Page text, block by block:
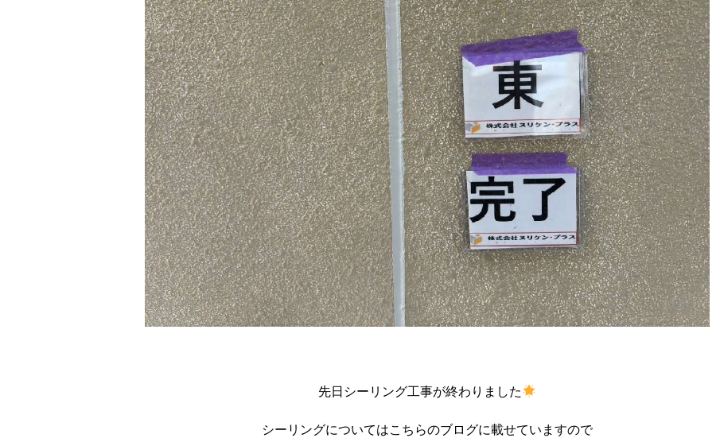
先日シーリング工事が終わりました
シーリングについてはこちらのブログに載せていますので